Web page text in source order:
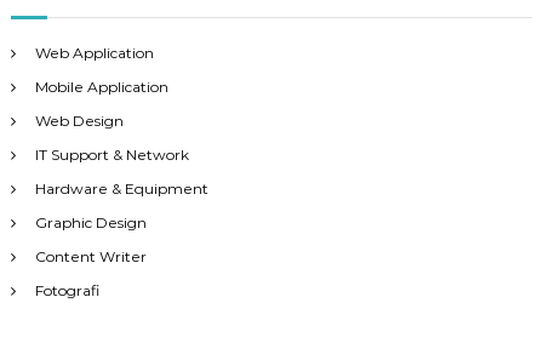
Web Application
Mobile Application
Web Design
IT Support & Network
Hardware & Equipment
Graphic Design
Content Writer
Fotografi